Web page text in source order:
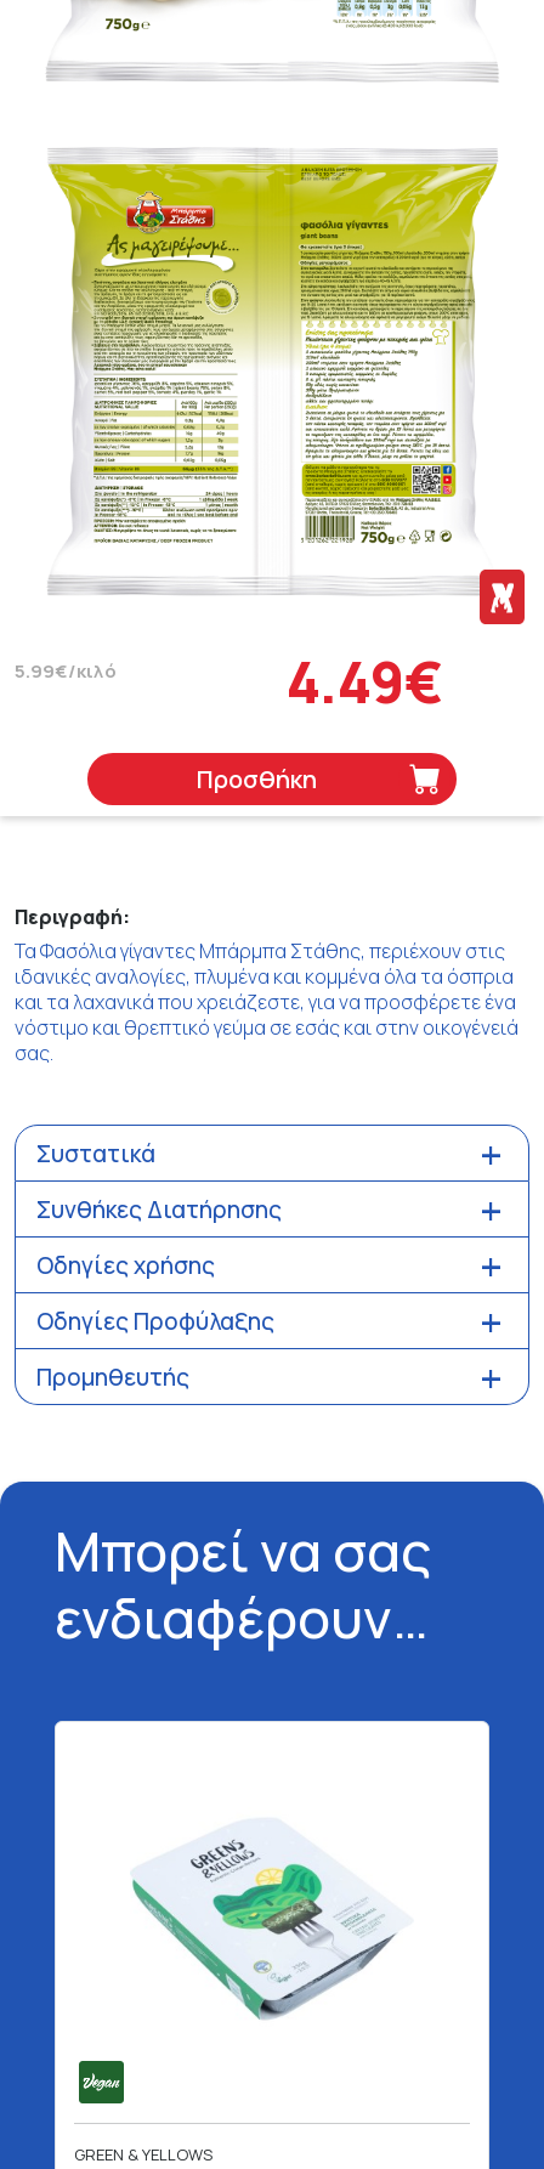
5.99€/κιλό 4.49€
Προσθήκη
Περιγραφή:
Τα Φασόλια γίγαντες Μπάρμπα Στάθης, περιέχουν στις
ιδανικές αναλογίες, πλυμένα και κομμένα όλα τα όσπρια
και τα λαχανικά που χρειάζεστε, για να προσφέρετε ένα
νόστιμο και θρεπτικό γεύμα σε εσάς και στην οικογένειά
σας.
Συστατικά
Συνθήκες Διατήρησης
Οδηγίες χρήσης
Οδηγίες Προφύλαξης
Προμηθευτής
Μπορεί να σας
ενδιαφέρουν…
GREEN & YELLOWS